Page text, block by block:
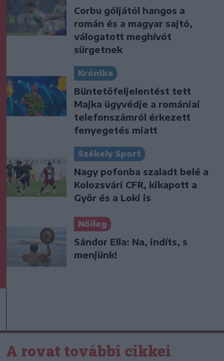
Corbu góljától hangos a
román és a magyar sajtó,
válogatott meghívót
sürgetnek
Krónika
Büntetőfeljelentést tett
Majka ügyvédje a romániai
telefonszámról érkezett
fenyegetés miatt
Székely Sport
Nagy pofonba szaladt belé a
Kolozsvári CFR, kikapott a
Győr és a Loki is
Nőileg
Sándor Ella: Na, indíts, s
menjünk!
A rovat további cikkei